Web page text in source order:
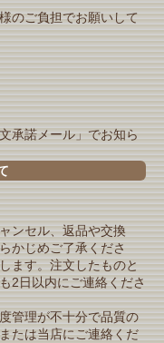
のご負担でお願いして
承諾メール」でお知ら
ンセル、返品や交換
かじめご了承くださ
ます。注文したものと
2日以内にご連絡くださ
管理が不十分で品質の
たは当店にご連絡くだ